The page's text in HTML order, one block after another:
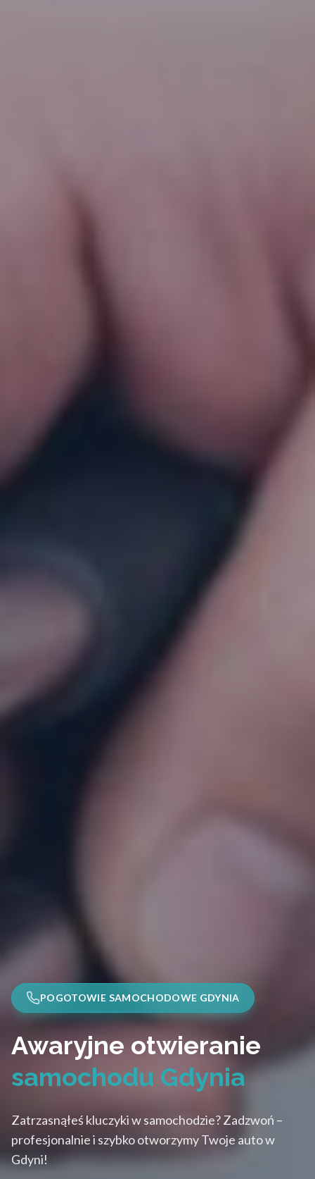
POGOTOWIE SAMOCHODOWE GDYNIA
Awaryjne otwieranie
samochodu Gdynia
Zatrzasnąłeś kluczyki w samochodzie? Zadzwoń –
profesjonalnie i szybko otworzymy Twoje auto w
Gdyni!